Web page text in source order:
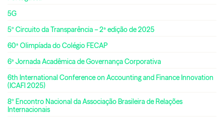
5G
5º Circuito da Transparência – 2ª edição de 2025
60ª Olimpíada do Colégio FECAP
6ª Jornada Acadêmica de Governança Corporativa
6th International Conference on Accounting and Finance Innovation
(ICAFI 2025)
8º Encontro Nacional da Associação Brasileira de Relações
Internacionais